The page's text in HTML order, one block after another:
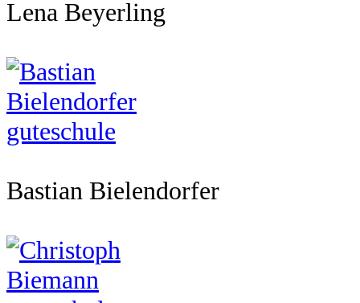
Lena Beyerling
Bastian Bielendorfer